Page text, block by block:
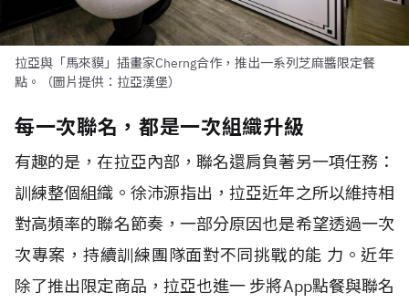
拉亞與「馬來貘」插畫家Cherng合作，推出一系列芝麻醬限定餐
點。（圖片提供：拉亞漢堡）
每一次聯名，都是一次組織升級
有趣的是，在拉亞內部，聯名還肩負著另一項任務：
訓練整個組織。徐沛源指出，拉亞近年之所以維持相
對高頻率的聯名節奏，一部分原因也是希望透過一次
次專案，持續訓練團隊面對不同挑戰的能 力。近年
除了推出限定商品，拉亞也進一 步將App點餐與聯名